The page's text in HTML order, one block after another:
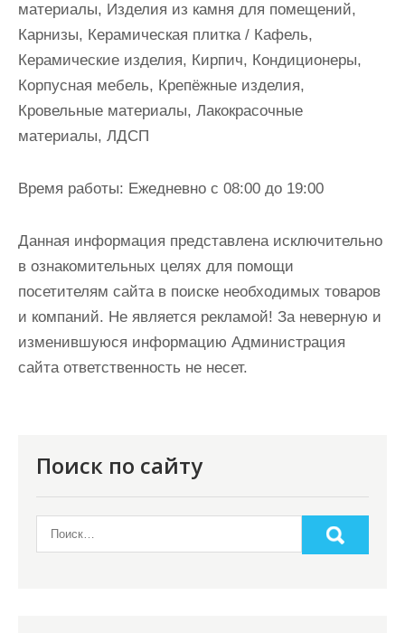
материалы, Изделия из камня для помещений,
Карнизы, Керамическая плитка / Кафель,
Керамические изделия, Кирпич, Кондиционеры,
Корпусная мебель, Крепёжные изделия,
Кровельные материалы, Лакокрасочные
материалы, ЛДСП
Время работы: Ежедневно с 08:00 до 19:00
Данная информация представлена исключительно
в ознакомительных целях для помощи
посетителям сайта в поиске необходимых товаров
и компаний. Не является рекламой! За неверную и
изменившуюся информацию Администрация
сайта ответственность не несет.
Поиск по сайту